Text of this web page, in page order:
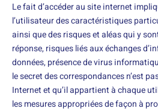
Le fait d’accéder au site internet
l’utilisateur des caractéristiques
ainsi que des risques et aléas qui y
réponse, risques liés aux échanges
données, présence de virus
le secret des correspondances n’est
Internet et qu’il appartient à chaque
les mesures appropriées de façon à